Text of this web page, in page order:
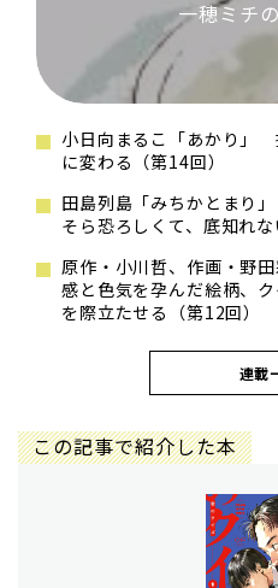
一穂ミチ
小日向まるこ「あかり」
に変わる（第14回）
田島列島「みちかとまり
そら恐ろしくて、底知れな
原作・小川哲、作画・野
感と色気を孕んだ絵柄、
を際立たせる（第12回）
連載
この記事で紹介した本